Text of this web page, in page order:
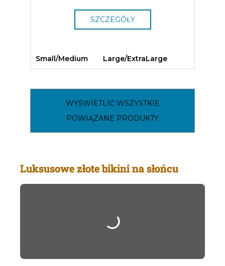
SZCZEGÓŁY
Small/Medium Large/ExtraLarge
WYŚWIETLIĆ WSZYSTKIE
POWIĄZANE PRODUKTY
Luksusowe złote bikini na słońcu